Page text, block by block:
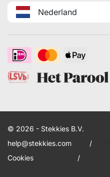
Nederland
© 2026 - Stekkies B.V.
help@stekkies.com
/
Cookies
/